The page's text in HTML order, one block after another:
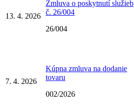
13. 4. 2026
Zmluva o poskytnutí služieb
č. 26/004
26/004
7. 4. 2026
Kúpna zmluva na dodanie
tovaru
002/2026